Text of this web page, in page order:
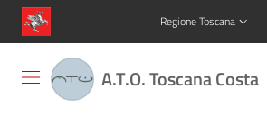
Regione Toscana
A.T.O. Toscana Costa